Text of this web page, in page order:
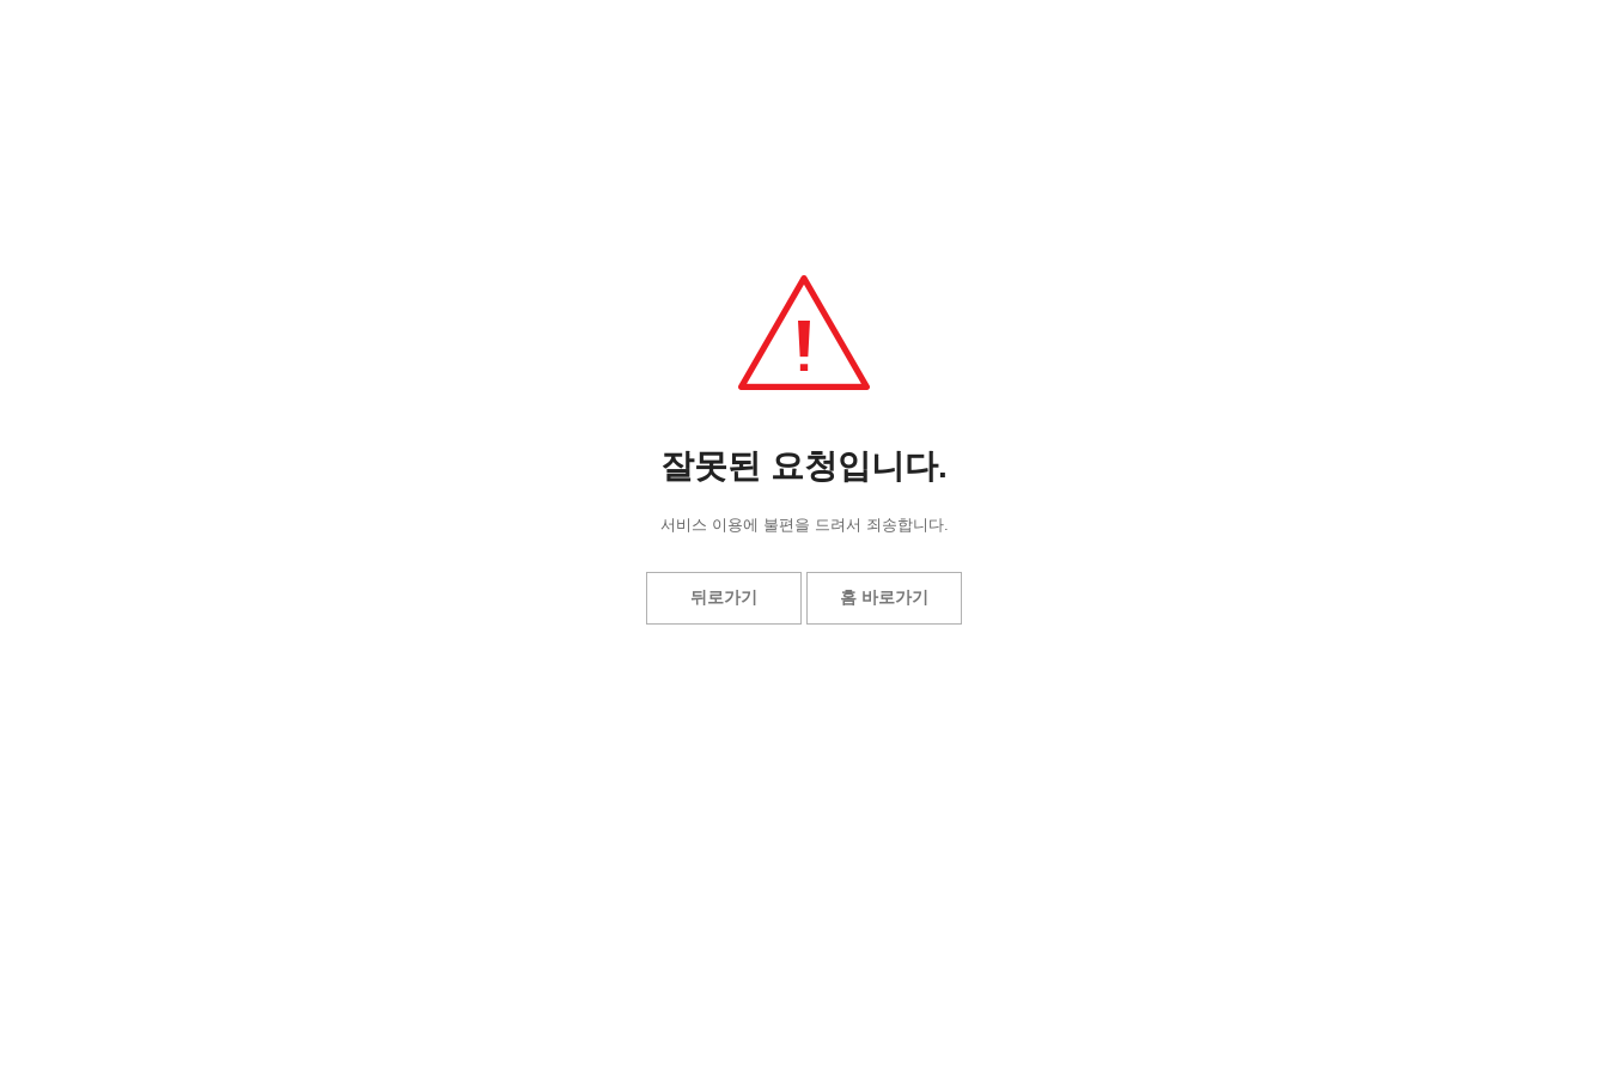
잘못된 요청입니다.
서비스 이용에 불편을 드려서 죄송합니다.
뒤로가기 홈 바로가기